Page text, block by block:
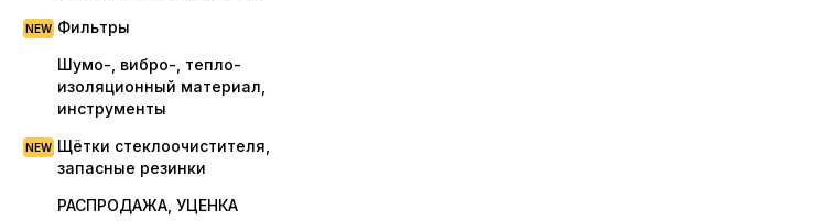
Фильтры
Шумо-, вибро-, тепло-
изоляционный материал,
инструменты
Щётки стеклоочистителя,
запасные резинки
РАСПРОДАЖА, УЦЕНКА